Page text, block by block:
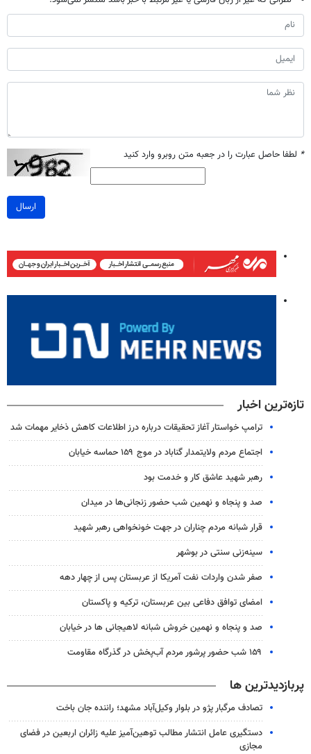
* لطفا حاصل عبارت را در جعبه متن روبرو وارد کنید
ارسال
تازه‌ترین اخبار
ترامپ خواستار آغاز تحقیقات درباره درز اطلاعات کاهش ذخایر مهمات شد
اجتماع مردم ولایتمدار گناباد در موج ۱۵۹ حماسه خیابان
رهبر شهید عاشق کار و خدمت بود
صد و پنجاه و نهمین شب حضور زنجانی‌ها در میدان
قرار شبانه مردم چناران در جهت خونخواهی رهبر شهید
سینه‌زنی سنتی در بوشهر
صفر شدن واردات نفت آمریکا از عربستان پس از چهار دهه
امضای توافق دفاعی بین عربستان، ترکیه و پاکستان
صد و پنجاه و نهمین خروش شبانه لاهیجانی ها در خیابان
۱۵۹ شب حضور پرشور مردم آب‌پخش در گذرگاه مقاومت
پربازدیدترین ها
تصادف مرگبار پژو در بلوار وکیل‌آباد مشهد؛ راننده جان باخت
دستگیری عامل انتشار مطالب توهین‌آمیز علیه زائران اربعین در فضای
مجازی